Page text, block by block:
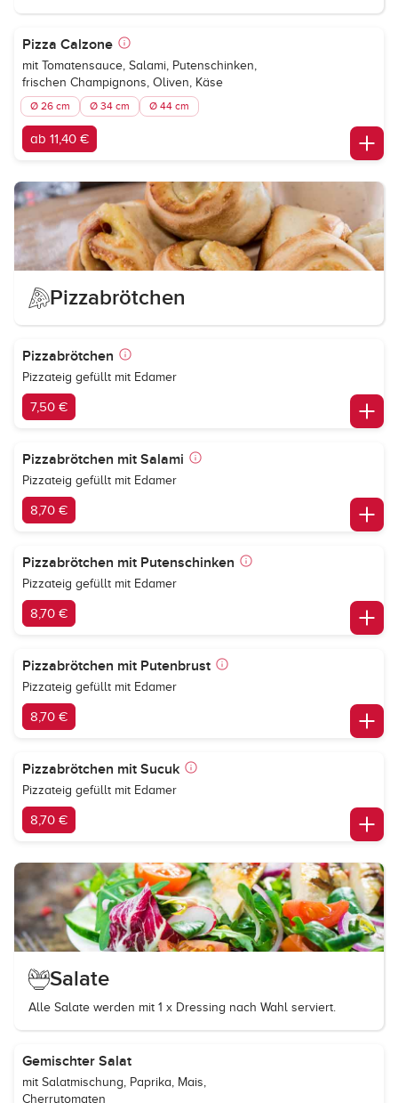
Pizza Calzone
mit Tomatensauce, Salami, Putenschinken,
frischen Champignons, Oliven, Käse
Ø 26 cm Ø 34 cm Ø 44 cm
ab 11,40 €
Pizzabrötchen
Pizzabrötchen
Pizzateig gefüllt mit Edamer
7,50 €
Pizzabrötchen mit Salami
Pizzateig gefüllt mit Edamer
8,70 €
Pizzabrötchen mit Putenschinken
Pizzateig gefüllt mit Edamer
8,70 €
Pizzabrötchen mit Putenbrust
Pizzateig gefüllt mit Edamer
8,70 €
Pizzabrötchen mit Sucuk
Pizzateig gefüllt mit Edamer
8,70 €
Salate
Alle Salate werden mit 1 x Dressing nach Wahl serviert.
Gemischter Salat
mit Salatmischung, Paprika, Mais,
Cherrytomaten